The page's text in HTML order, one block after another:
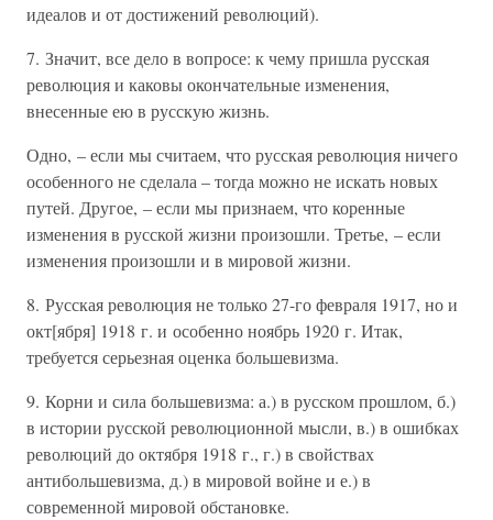
идеалов и от достижений революций).
7. Значит, все дело в вопросе: к чему пришла русская
революция и каковы окончательные изменения,
внесенные ею в русскую жизнь.
Одно, – если мы считаем, что русская революция ничего
особенного не сделала – тогда можно не искать новых
путей. Другое, – если мы признаем, что коренные
изменения в русской жизни произошли. Третье, – если
изменения произошли и в мировой жизни.
8. Русская революция не только 27-го февраля 1917, но и
окт[ября] 1918 г. и особенно ноябрь 1920 г. Итак,
требуется серьезная оценка большевизма.
9. Корни и сила большевизма: а.) в русском прошлом, б.)
в истории русской революционной мысли, в.) в ошибках
революций до октября 1918 г., г.) в свойствах
антибольшевизма, д.) в мировой войне и е.) в
современной мировой обстановке.